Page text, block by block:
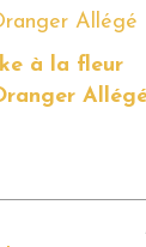
à la fleur